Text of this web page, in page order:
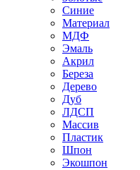
Синие
Материал
МДФ
Эмаль
Акрил
Береза
Дерево
Дуб
ЛДСП
Массив
Пластик
Шпон
Экошпон